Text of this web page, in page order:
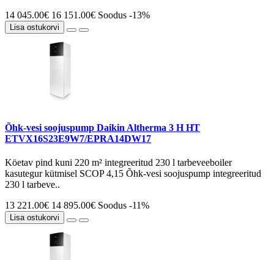
14 045.00€ 16 151.00€ Soodus -13%
Lisa ostukorvi
Õhk-vesi soojuspump Daikin Altherma 3 H HT
ETVX16S23E9W7/EPRA14DW17
Köetav pind kuni 220 m² integreeritud 230 l tarbeveeboiler
kasutegur kütmisel SCOP 4,15 Õhk-vesi soojuspump integreeritud
230 l tarbeve..
13 221.00€ 14 895.00€ Soodus -11%
Lisa ostukorvi